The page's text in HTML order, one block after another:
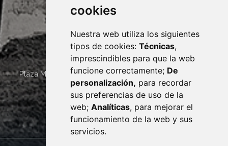
cookies
Nuestra web utiliza los siguientes
tipos de cookies: Técnicas,
imprescindibles para que la web
funcione correctamente; De
personalización, para recordar
sus preferencias de uso de la
web; Analíticas, para mejorar el
funcionamiento de la web y sus
servicios.
Plaza Mayor 4 22400 MONZÓN - ARAGÓN (ESPAÑA)
· (34) 974 400 700 ·
sac@monzon.es
monzon.es